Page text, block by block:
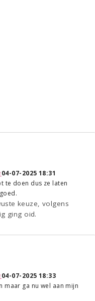
04-07-2025 18:31
te doen dus ze laten
keuze, volgens
ging oid.
04-07-2025 18:33
maar ga nu wel aan mijn